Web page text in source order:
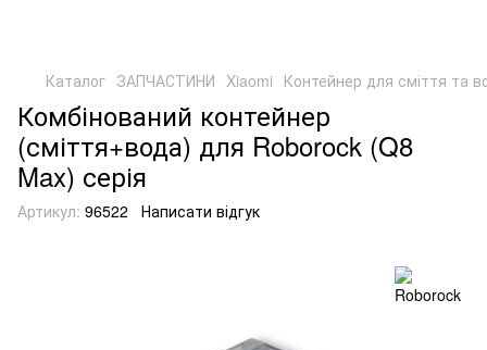
Каталог ЗАПЧАСТИНИ Xiaomi Контейнер для сміття та
Комбінований контейнер
(сміття+вода) для Roborock (Q8
Max) серія
Артикул: 96522 Написати відгук